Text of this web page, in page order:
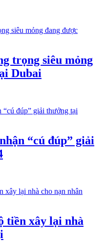
trọng siêu mỏng
Dubai
“cú đúp” giải
tiền xây lại nhà